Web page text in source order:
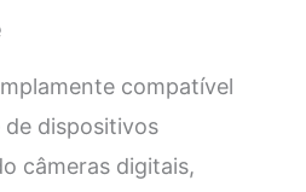
compatível
de dispositivos
câmeras digitais,